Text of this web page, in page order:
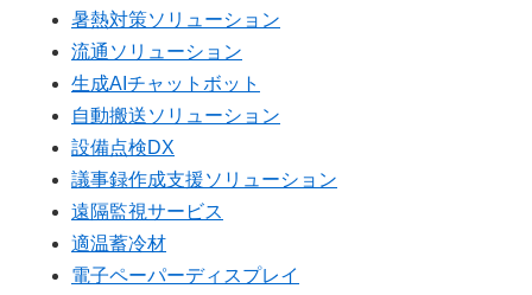
暑熱対策ソリューション
流通ソリューション
生成AIチャットボット
自動搬送ソリューション
設備点検DX
議事録作成支援ソリューション
遠隔監視サービス
適温蓄冷材
電子ペーパーディスプレイ